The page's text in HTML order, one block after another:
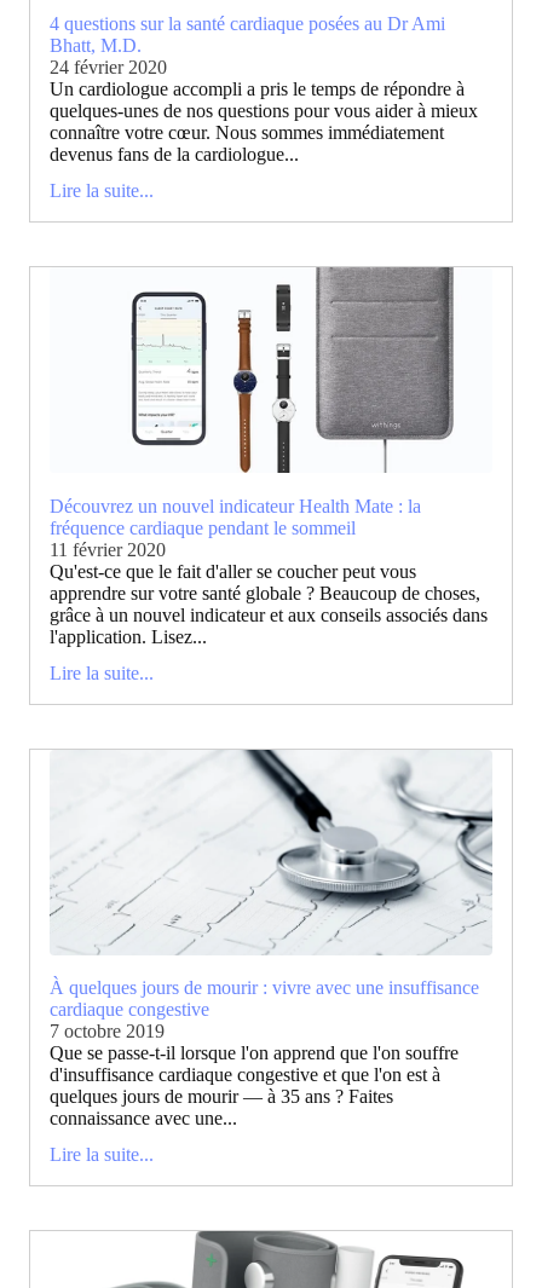
4 questions sur la santé cardiaque posées au Dr Ami
Bhatt, M.D.
24 février 2020
Un cardiologue accompli a pris le temps de répondre à
quelques-unes de nos questions pour vous aider à mieux
connaître votre cœur. Nous sommes immédiatement
devenus fans de la cardiologue...
Lire la suite...
Découvrez un nouvel indicateur Health Mate : la
fréquence cardiaque pendant le sommeil
11 février 2020
Qu'est-ce que le fait d'aller se coucher peut vous
apprendre sur votre santé globale ? Beaucoup de choses,
grâce à un nouvel indicateur et aux conseils associés dans
l'application. Lisez...
Lire la suite...
À quelques jours de mourir : vivre avec une insuffisance
cardiaque congestive
7 octobre 2019
Que se passe-t-il lorsque l'on apprend que l'on souffre
d'insuffisance cardiaque congestive et que l'on est à
quelques jours de mourir — à 35 ans ? Faites
connaissance avec une...
Lire la suite...